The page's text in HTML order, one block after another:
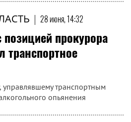
| 28 июня, 14:32
позицией прокурора
транспортное
транспортным
опьянения